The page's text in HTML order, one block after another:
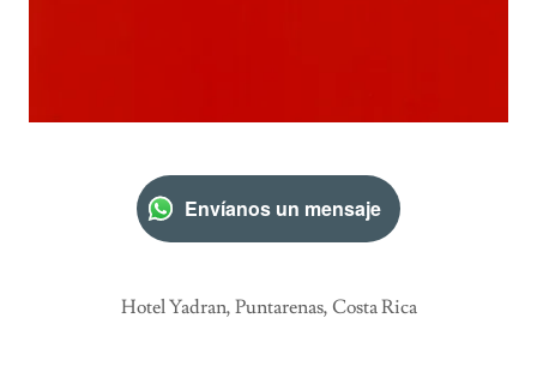
Envíanos un mensaje
Hotel Yadran, Puntarenas, Costa Rica